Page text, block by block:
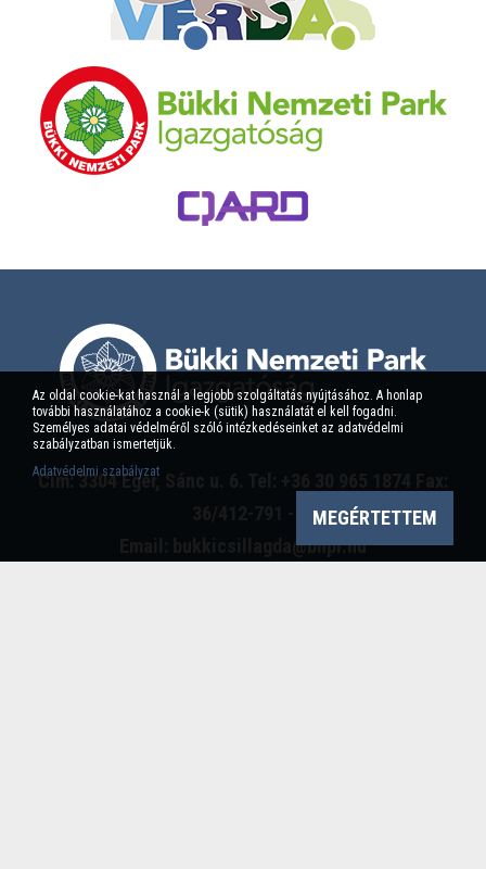
Cím: 3304 Eger, Sánc u. 6. Tel: +36 30 965 1874 Fax:
Email: bukkicsillagda@bnpi.hu
Az oldal cookie-kat használ a legjobb szolgáltatás nyújtásához. A honlap
további használatához a cookie-k (sütik) használatát el kell fogadni.
Személyes adatai védelméről szóló intézkedéseinket az adatvédelmi
szabályzatban ismertetjük.
Adatvédelmi szabályzat
MEGÉRTETTEM